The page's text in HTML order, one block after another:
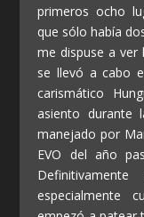
primeros ocho
que sólo había
me dispuse a ver
se llevó a cabo
carismático
asiento durante
manejado por
EVO del año
especialmente